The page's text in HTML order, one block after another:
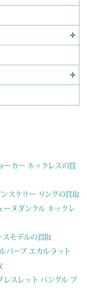
✛
✛
ーカー ネックレスの買
スケリー リングの買取
ーヌダンクル ネックレ
スモデルの買取
バーブ エカルラット
レスレット バングル ブ